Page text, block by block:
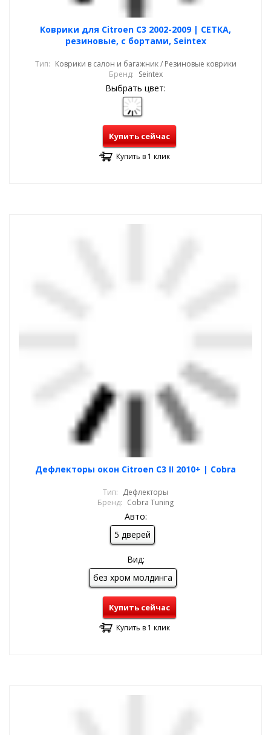
Коврики для Citroen C3 2002-2009 | СЕТКА,
резиновые, с бортами, Seintex
Тип: Коврики в салон и багажник / Резиновые коврики
Бренд: Seintex
Выбрать цвет:
Купить сейчас
Купить в 1 клик
Дефлекторы окон Citroen C3 II 2010+ | Cobra
Тип: Дефлекторы
Бренд: Cobra Tuning
Авто:
5 дверей
Вид:
без хром молдинга
Купить сейчас
Купить в 1 клик